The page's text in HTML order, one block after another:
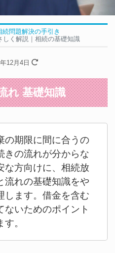
続問題解決の手引き
しく解説｜相続の基礎知識
12月4日
れ 基礎知識
の期限に間に合うの
きの流れが分からな
な方向けに、相続放
流れの基礎知識をや
します。借金を含む
ないためのポイント
。